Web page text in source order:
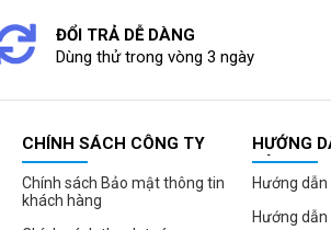
ĐỔI TRẢ DỄ DÀNG
Dùng thử trong vòng 3 ngày
CHÍNH SÁCH CÔNG TY
Chính sách Bảo mật thông tin
khách hàng
HƯỚNG
HÀNG
Hướng
Hướng